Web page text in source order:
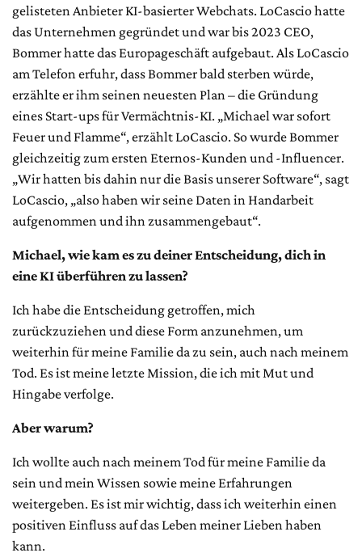
gelisteten Anbieter KI-basierter Webchats. LoCascio hatte
das Unternehmen gegründet und war bis 2023 CEO,
Bommer hatte das Europageschäft aufgebaut. Als LoCascio
am Telefon erfuhr, dass Bommer bald sterben würde,
erzählte er ihm seinen neuesten Plan – die Gründung
eines Start-ups für Vermächtnis-KI. „Michael war sofort
Feuer und Flamme“, erzählt LoCascio. So wurde Bommer
gleichzeitig zum ersten Eternos-Kunden und -Influencer.
„Wir hatten bis dahin nur die Basis unserer Software“, sagt
LoCascio, „also haben wir seine Daten in Handarbeit
aufgenommen und ihn zusammengebaut“.
Michael, wie kam es zu deiner Entscheidung, dich in
eine KI überführen zu lassen?
Ich habe die Entscheidung getroffen, mich
zurückzuziehen und diese Form anzunehmen, um
weiterhin für meine Familie da zu sein, auch nach meinem
Tod. Es ist meine letzte Mission, die ich mit Mut und
Hingabe verfolge.
Aber warum?
Ich wollte auch nach meinem Tod für meine Familie da
sein und mein Wissen sowie meine Erfahrungen
weitergeben. Es ist mir wichtig, dass ich weiterhin einen
positiven Einfluss auf das Leben meiner Lieben haben
kann.